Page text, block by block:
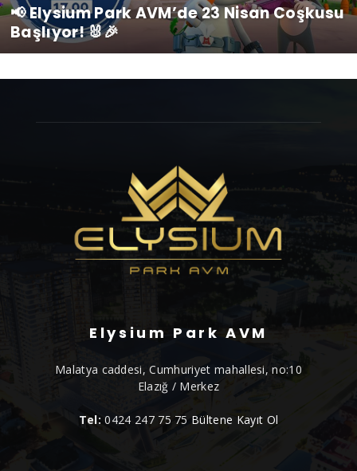
📢 Elysium Park AVM’de 23 Nisan Coşkusu
Başlıyor! 🐰🎉
Elysium Park AVM
Malatya caddesi, Cumhuriyet mahallesi, no:10
Elazığ / Merkez
Tel: 0424 247 75 75 Bültene Kayıt Ol